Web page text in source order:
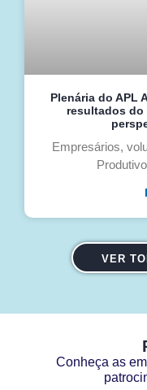
Plenária do APL
resultados do
Empresários,
VER
Conheça as